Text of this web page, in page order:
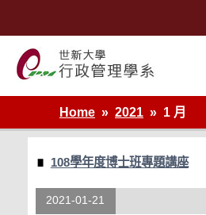
世新大學行政管理學系網站
Home
2021 1 月
108學年度博士班專題講座
2021-01-21